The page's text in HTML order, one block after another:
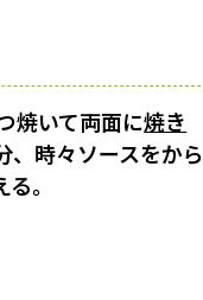
焼いて両面に焼き
、時々ソースをから
。